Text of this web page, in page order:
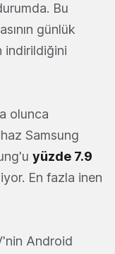
Bu
günlük
indirildiğini
olunca
Samsung
yüzde 7.9
En fazla inen
Android